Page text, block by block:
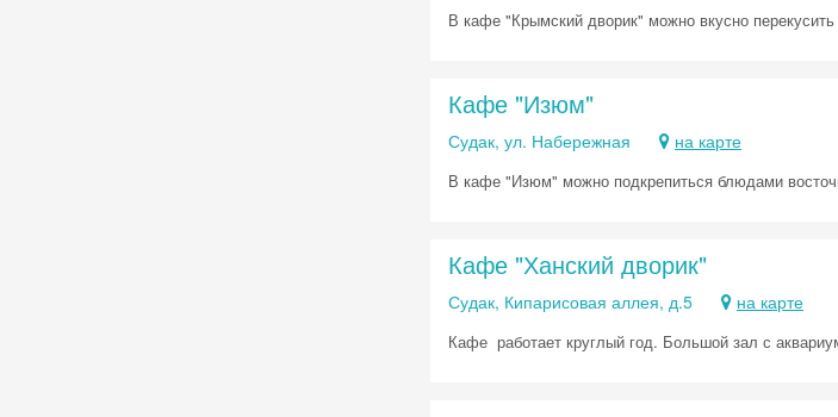
В кафе "Крымский дворик" можно вкусно
Кафе "Изюм"
Судак, ул. Набережная на карте
В кафе "Изюм" можно подкрепиться блюдами
Кафе "Ханский дворик"
Судак, Кипарисовая аллея, д.5 на карте
Кафе работает круглый год. Большой зал с
Скидка